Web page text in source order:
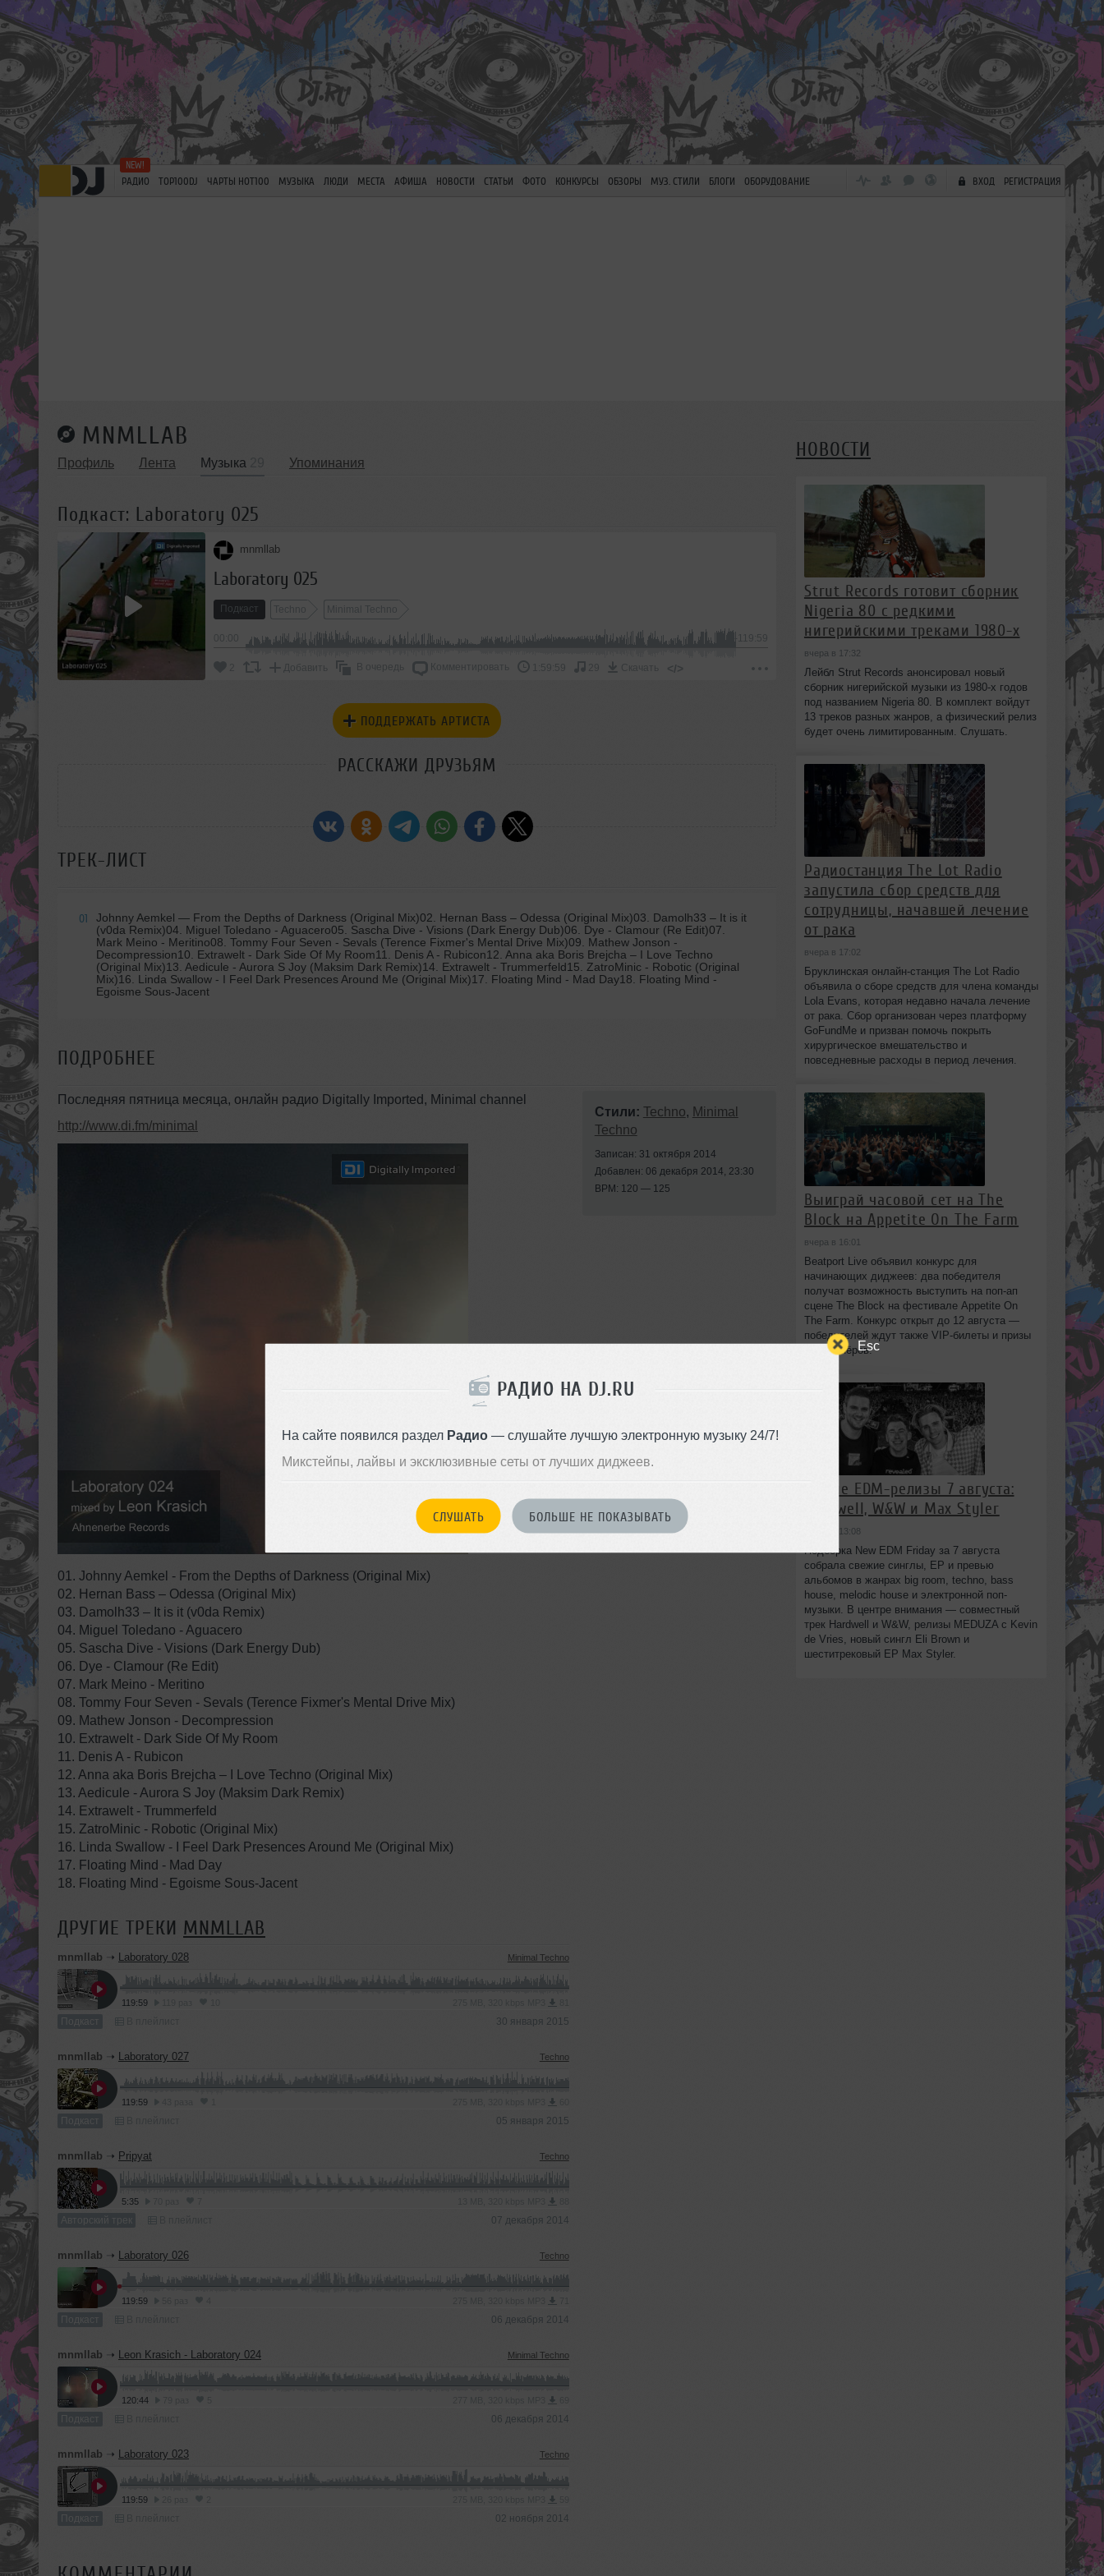
Esc
РАДИО НА DJ.RU
На сайте появился раздел Радио— слушайте лучшую электронную музыку 24/7!
Микстейпы, лайвы и эксклюзивные сеты от лучших диджеев.
СЛУШАТЬ БОЛЬШЕ НЕ ПОКАЗЫВАТЬ
РАДИО TOP100DJ ЧАРТЫ HOT100 МУЗЫКА ЛЮДИ МЕСТА АФИША НОВОСТИ СТАТЬИ ФОТО КОНКУРСЫ ОБЗОРЫ МУЗ. СТИЛИ БЛОГИ ОБОРУДОВАНИЕ ВХОД РЕГИСТРАЦИЯ
MNMLLAB
Профиль Лента Музыка Упоминания
Подкаст: Laboratory 025
mnmllab
Laboratory 025
Подкаст Techno Minimal Techno
-119:59
2 Добавить В очередь Комментировать 1:59:59 29 Скачать </>
ПОДДЕРЖАТЬ АРТИСТА
РАССКАЖИ ДРУЗЬЯМ
ТРЕК-ЛИСТ
01 Johnny Aemkel — From the Depths of Darkness (Original Mix)02. Hernan Bass – Odessa (Original Mix)03. Damolh33 – It is it
(v0da Remix)04. Miguel Toledano - Aguacero05. Sascha Dive - Visions (Dark Energy Dub)06. Dye - Clamour (Re Edit)07.
Mark Meino - Meritino08. Tommy Four Seven - Sevals (Terence Fixmer's Mental Drive Mix)09. Mathew Jonson -
Decompression10. Extrawelt - Dark Side Of My Room11. Denis A - Rubicon12. Anna aka Boris Brejcha – I Love Techno
(Original Mix)13. Aedicule - Aurora S Joy (Maksim Dark Remix)14. Extrawelt - Trummerfeld15. ZatroMinic - Robotic (Original
Mix)16. Linda Swallow - I Feel Dark Presences Around Me (Original Mix)17. Floating Mind - Mad Day18. Floating Mind -
Egoisme Sous-Jacent
ПОДРОБНЕЕ
Последняя пятница месяца, онлайн радио Digitally Imported, Minimal channel
http://www.di.fm/minimal
01. Johnny Aemkel - From the Depths of Darkness (Original Mix)
02. Hernan Bass – Odessa (Original Mix)
03. Damolh33 – It is it (v0da Remix)
04. Miguel Toledano - Aguacero
05. Sascha Dive - Visions (Dark Energy Dub)
06. Dye - Clamour (Re Edit)
07. Mark Meino - Meritino
08. Tommy Four Seven - Sevals (Terence Fixmer's Mental Drive Mix)
09. Mathew Jonson - Decompression
10. Extrawelt - Dark Side Of My Room
11. Denis A - Rubicon
12. Anna aka Boris Brejcha – I Love Techno (Original Mix)
13. Aedicule - Aurora S Joy (Maksim Dark Remix)
14. Extrawelt - Trummerfeld
15. ZatroMinic - Robotic (Original Mix)
16. Linda Swallow - I Feel Dark Presences Around Me (Original Mix)
17. Floating Mind - Mad Day
18. Floating Mind - Egoisme Sous-Jacent
ДРУГИЕ ТРЕКИ MNMLLAB
mnmllab ➝ Laboratory 028 Minimal Techno
119:59
Подкаст 30 января 2015
mnmllab ➝ Laboratory 027 Techno
119:59
Подкаст 05 января 2015
mnmllab ➝ Pripyat Techno
5:35
Авторский трек 07 декабря 2014
mnmllab ➝ Laboratory 026 Techno
119:59
Подкаст 06 декабря 2014
mnmllab ➝ Leon Krasich - Laboratory 024 Minimal Techno
120:44
Подкаст 06 декабря 2014
mnmllab ➝ Laboratory 023 Techno
119:59
Подкаст 02 ноября 2014
Стили: Techno, Minimal
Techno
Записан: 31 октября 2014
Добавлен: 06 декабря 2014, 23:30
BPM: 120 — 125
НОВОСТИ
Strut Records готовит сборник
Nigeria 80 с редкими
нигерийскими треками 1980-х
вчера в 17:32
Лейбл Strut Records анонсировал новый
сборник нигерийской музыки из 1980-х годов
под названием Nigeria 80. В комплект войдут
13 треков разных жанров, а физический релиз
будет очень лимитированным. Слушать.
Радиостанция The Lot Radio
запустила сбор средств для
сотрудницы, начавшей лечение
от рака
вчера в 17:02
Бруклинская онлайн-станция The Lot Radio
объявила о сборе средств для члена команды
Lola Evans, которая недавно начала лечение
от рака. Сбор организован через платформу
GoFundMe и призван помочь покрыть
хирургическое вмешательство и
повседневные расходы в период лечения.
Выиграй часовой сет на The
Block на Appetite On The Farm
вчера в 16:01
Beatport Live объявил конкурс для
начинающих диджеев: два победителя
получат возможность выступить на поп‑ап
сцене The Block на фестивале Appetite On
The Farm. Конкурс открыт до 12 августа —
победителей ждут также VIP‑билеты и призы
от партнёров.
Новые EDM-релизы 7 августа:
Hardwell, W&W и Max Styler
вчера в 13:08
Подборка New EDM Friday за 7 августа
собрала свежие синглы, EP и превью
альбомов в жанрах big room, techno, bass
house, melodic house и электронной поп-
музыки. В центре внимания — совместный
трек Hardwell и W&W, релизы MEDUZA с Kevin
de Vries, новый сингл Eli Brown и
шеститрековый EP Max Styler.